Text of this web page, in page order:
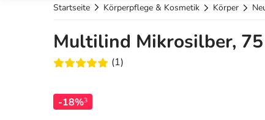
Startseite Körperpflege & Kosmetik Körper
Multilind Mikrosilber,
(1)
-18%3